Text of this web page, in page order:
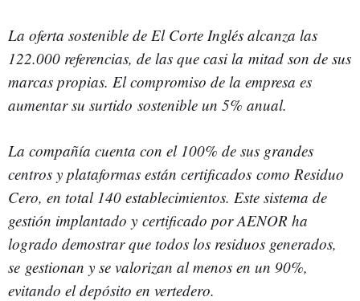
La oferta sostenible de El Corte Inglés alcanza las
122.000 referencias, de las que casi la mitad son de sus
marcas propias. El compromiso de la empresa es
aumentar su surtido sostenible un 5% anual.
La compañía cuenta con el 100% de sus grandes
centros y plataformas están certificados como Residuo
Cero, en total 140 establecimientos. Este sistema de
gestión implantado y certificado por AENOR ha
logrado demostrar que todos los residuos generados,
se gestionan y se valorizan al menos en un 90%,
evitando el depósito en vertedero.